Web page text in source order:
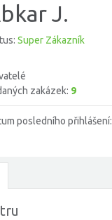
J.
Super Zákazník
zakázek: 9
posledního přihlášení: